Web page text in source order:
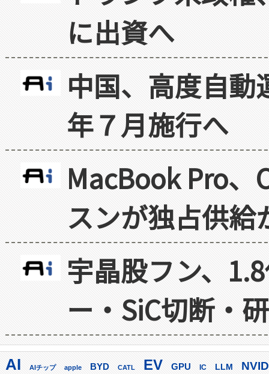
に出資へ
中国、高度自
年７月施行へ
MacBook Pro
スンが独占供給
宇晶股フン、
ー・SiC切断・
AI AIチップ apple BYD CATL EV GPU IC LLM